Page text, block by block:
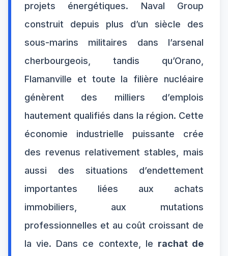
projets énergétiques. Naval Group
construit depuis plus d’un siècle des
sous-marins militaires dans l’arsenal
cherbourgeois, tandis qu’Orano,
Flamanville et toute la filière nucléaire
génèrent des milliers d’emplois
hautement qualifiés dans la région. Cette
économie industrielle puissante crée
des revenus relativement stables, mais
aussi des situations d’endettement
importantes liées aux achats
immobiliers, aux mutations
professionnelles et au coût croissant de
la vie. Dans ce contexte, le rachat de